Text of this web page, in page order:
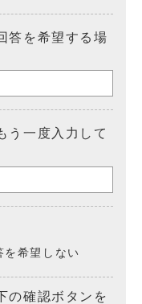
答を希望する場
う一度入力して
を希望しない
の確認ボタンを